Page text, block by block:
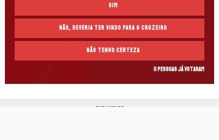
Sim
Não, deveria ter vindo para o Cruzeiro
Não tenho certeza
11 pessoas já votaram
PUBLICIDADE